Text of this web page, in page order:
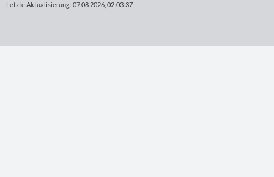
Letzte Aktualisierung: 07.08.2026, 02:03:37